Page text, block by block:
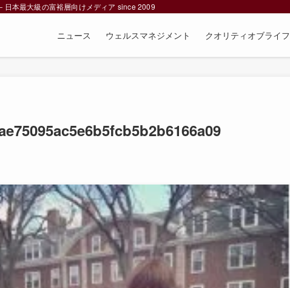
日本最大級の富裕層向けメディア since 2009
ニュース ウェルスマネジメント クオリティオブライフ